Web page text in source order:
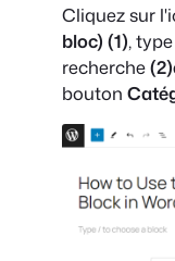
Cliquez sur
bloc) (1),
recherche(2)
bouton